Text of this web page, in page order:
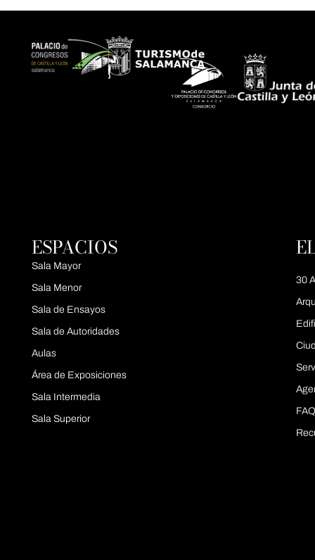
ESPACIOS
Sala Mayor
Sala Menor
Sala de Ensayos
Sala de Autoridades
Aulas
Área de Exposiciones
Sala Intermedia
Sala Superior
30